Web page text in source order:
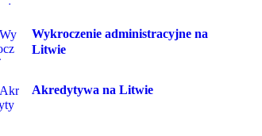
Wykroczenie administracyjne na
Litwie
Akredytywa na Litwie